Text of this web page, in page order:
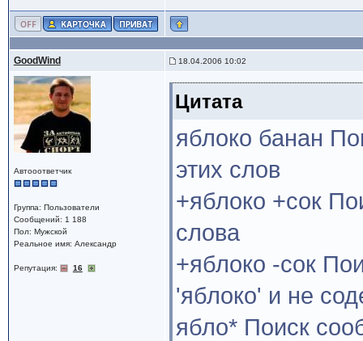
GoodWind 18.04.2006 10:02
Автооответчик
Группа: Пользователи
Сообщений: 1 188
Пол: Мужской
Реальное имя: Александр
Репутация: 16
Цитата
яблоко банан
этих слов
+яблоко +сок
слова
+яблоко -сок
'яблоко' и не
ябло* Поиск